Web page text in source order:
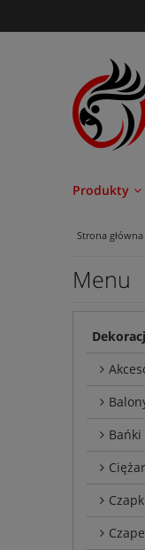
Produkty
Strona główna
Menu